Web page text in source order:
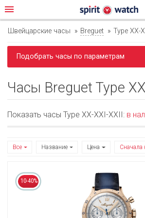
menu
Швейцарские часы Breguet Type XX-
Подобрать часы по параметрам
Часы Breguet Type
Показать часы Type XX-XXI-XXII: в
Все Название Цена Сначала
10-40%